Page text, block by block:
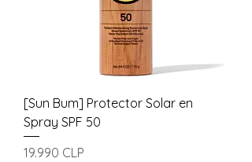
[Sun Bum] Protector Solar en
Spray SPF 50
Precio
19.990 CLP